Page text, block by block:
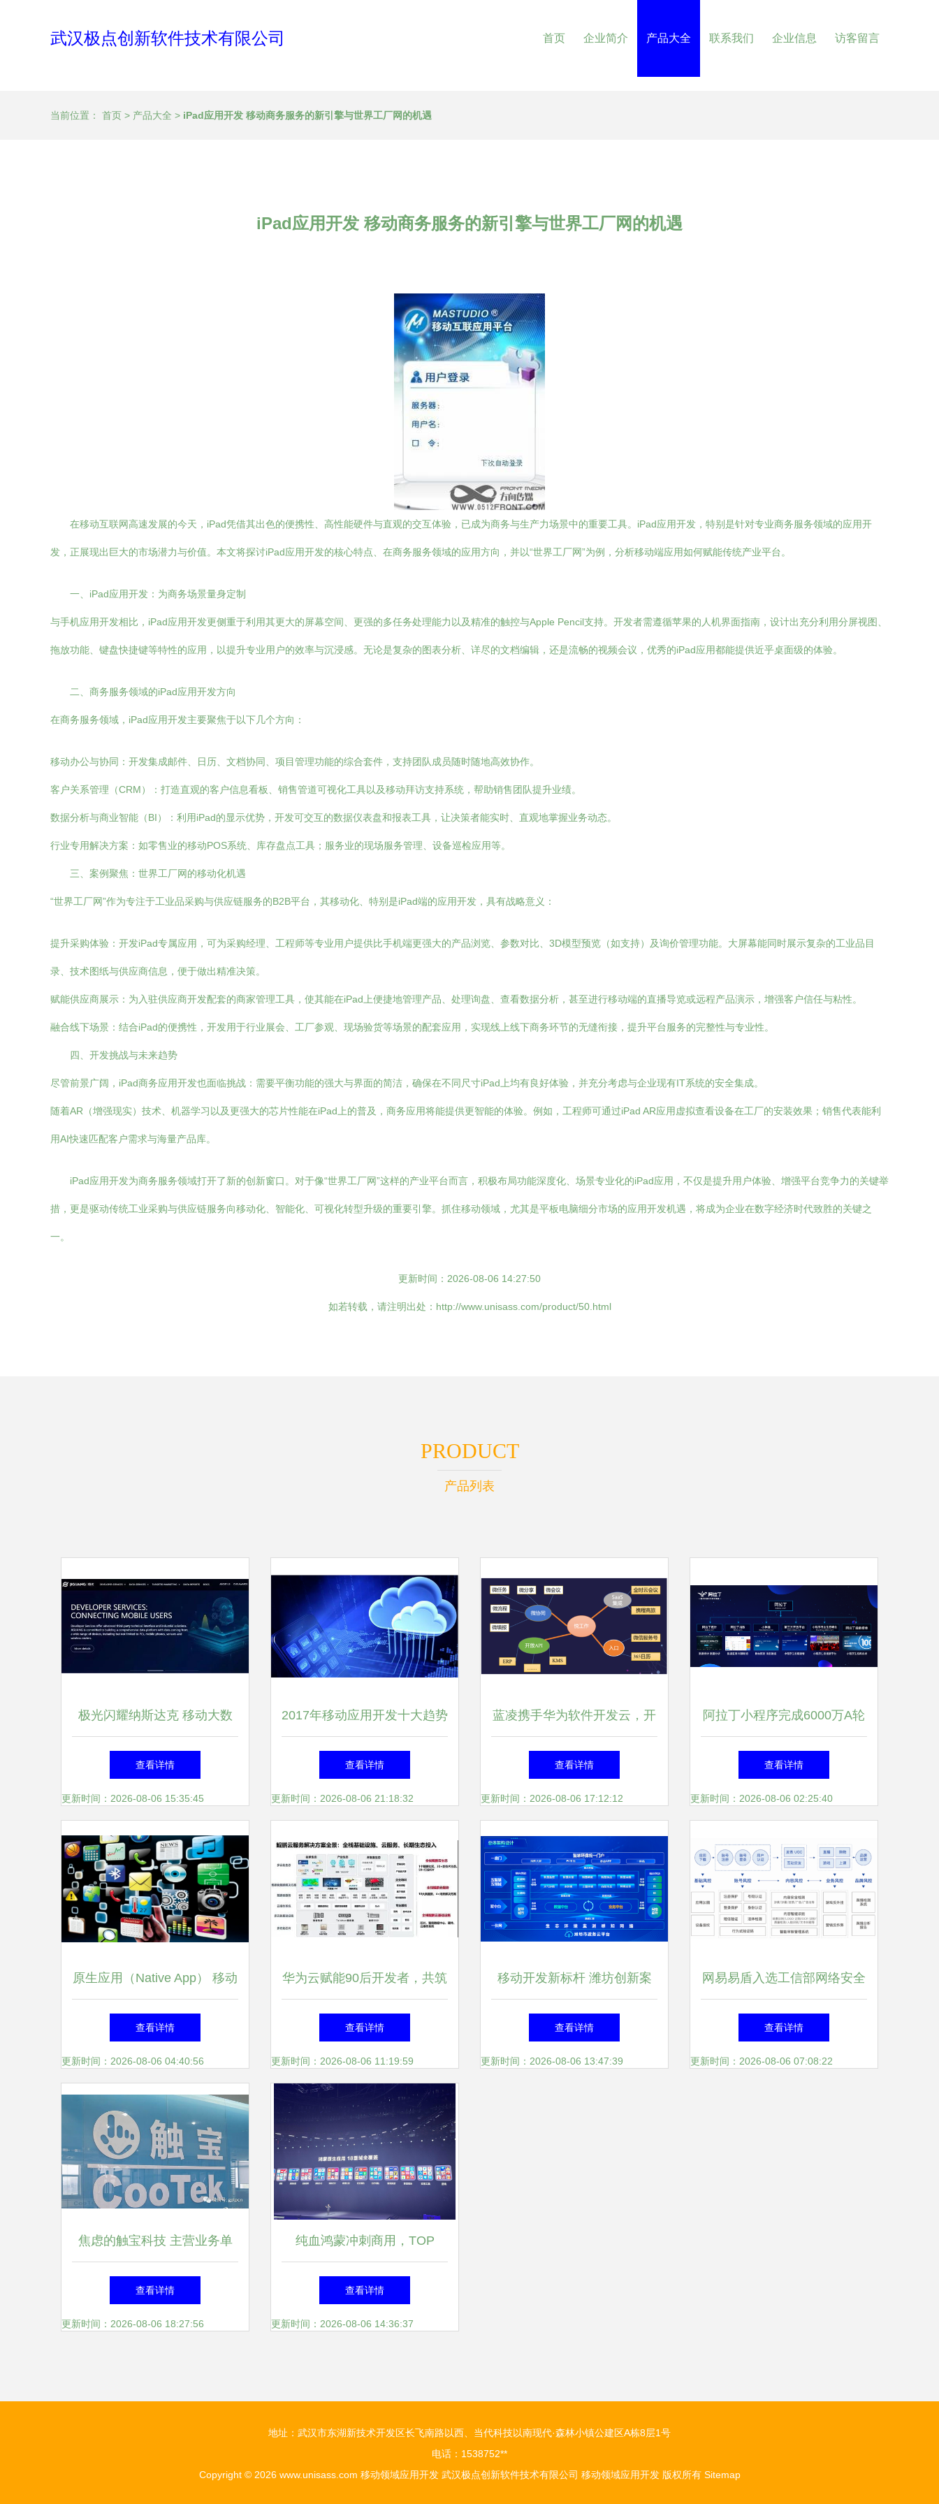
武汉极点创新软件技术有限公司 首页 企业简介 产品大全 联系我们 企业信息 访客留言
当前位置： 首页 > 产品大全 > iPad应用开发 移动商务服务的新引擎与世界工厂网的机遇
iPad应用开发 移动商务服务的新引擎与世界工厂网的机遇
在移动互联网高速发展的今天，iPad凭借其出色的便携性、高性能硬件与直观的交互体验，已成为商务与生产力场景中的重要工具。iPad应用开发，特别是针对专业商务服务领域的应用开
发，正展现出巨大的市场潜力与价值。本文将探讨iPad应用开发的核心特点、在商务服务领域的应用方向，并以“世界工厂网”为例，分析移动端应用如何赋能传统产业平台。
一、iPad应用开发：为商务场景量身定制
与手机应用开发相比，iPad应用开发更侧重于利用其更大的屏幕空间、更强的多任务处理能力以及精准的触控与Apple Pencil支持。开发者需遵循苹果的人机界面指南，设计出充分利用分屏视图、
拖放功能、键盘快捷键等特性的应用，以提升专业用户的效率与沉浸感。无论是复杂的图表分析、详尽的文档编辑，还是流畅的视频会议，优秀的iPad应用都能提供近乎桌面级的体验。
二、商务服务领域的iPad应用开发方向
在商务服务领域，iPad应用开发主要聚焦于以下几个方向：
移动办公与协同：开发集成邮件、日历、文档协同、项目管理功能的综合套件，支持团队成员随时随地高效协作。
客户关系管理（CRM）：打造直观的客户信息看板、销售管道可视化工具以及移动拜访支持系统，帮助销售团队提升业绩。
数据分析与商业智能（BI）：利用iPad的显示优势，开发可交互的数据仪表盘和报表工具，让决策者能实时、直观地掌握业务动态。
行业专用解决方案：如零售业的移动POS系统、库存盘点工具；服务业的现场服务管理、设备巡检应用等。
三、案例聚焦：世界工厂网的移动化机遇
“世界工厂网”作为专注于工业品采购与供应链服务的B2B平台，其移动化、特别是iPad端的应用开发，具有战略意义：
提升采购体验：开发iPad专属应用，可为采购经理、工程师等专业用户提供比手机端更强大的产品浏览、参数对比、3D模型预览（如支持）及询价管理功能。大屏幕能同时展示复杂的工业品目
录、技术图纸与供应商信息，便于做出精准决策。
赋能供应商展示：为入驻供应商开发配套的商家管理工具，使其能在iPad上便捷地管理产品、处理询盘、查看数据分析，甚至进行移动端的直播导览或远程产品演示，增强客户信任与粘性。
融合线下场景：结合iPad的便携性，开发用于行业展会、工厂参观、现场验货等场景的配套应用，实现线上线下商务环节的无缝衔接，提升平台服务的完整性与专业性。
四、开发挑战与未来趋势
尽管前景广阔，iPad商务应用开发也面临挑战：需要平衡功能的强大与界面的简洁，确保在不同尺寸iPad上均有良好体验，并充分考虑与企业现有IT系统的安全集成。
随着AR（增强现实）技术、机器学习以及更强大的芯片性能在iPad上的普及，商务应用将能提供更智能的体验。例如，工程师可通过iPad AR应用虚拟查看设备在工厂的安装效果；销售代表能利
用AI快速匹配客户需求与海量产品库。
iPad应用开发为商务服务领域打开了新的创新窗口。对于像“世界工厂网”这样的产业平台而言，积极布局功能深度化、场景专业化的iPad应用，不仅是提升用户体验、增强平台竞争力的关键举
措，更是驱动传统工业采购与供应链服务向移动化、智能化、可视化转型升级的重要引擎。抓住移动领域，尤其是平板电脑细分市场的应用开发机遇，将成为企业在数字经济时代致胜的关键之
一。
更新时间：2026-08-06 14:27:50
如若转载，请注明出处：http://www.unisass.com/product/50.html
PRODUCT
产品列表
极光闪耀纳斯达克 移动大数
据服务第一股启航新纪元
查看详情
更新时间：2026-08-06 15:35:45
2017年移动应用开发十大趋势
查看详情
更新时间：2026-08-06 21:18:32
蓝凌携手华为软件开发云，开
启“云+移动”办公新篇章
查看详情
更新时间：2026-08-06 17:12:12
阿拉丁小程序完成6000万A轮
融资，引领移动应用开发新浪
潮
查看详情
更新时间：2026-08-06 02:25:40
原生应用（Native App） 移动
生态中的基石与直接执行者
查看详情
更新时间：2026-08-06 04:40:56
华为云赋能90后开发者，共筑
移动应用未来新生态
查看详情
更新时间：2026-08-06 11:19:59
移动开发新标杆 潍坊创新案
例荣膺全国十佳
查看详情
更新时间：2026-08-06 13:47:39
网易易盾入选工信部网络安全
技术应用试点示范名单，引领
移动应用开发安全新标杆
查看详情
更新时间：2026-08-06 07:08:22
焦虑的触宝科技 主营业务单
一，新业务难觅增长点
查看详情
更新时间：2026-08-06 18:27:56
纯血鸿蒙冲刺商用，TOP
5000应用全面启动鸿蒙原生开
发，移动生态迎来历史性跨越
查看详情
更新时间：2026-08-06 14:36:37
地址：武汉市东湖新技术开发区长飞南路以西、当代科技以南现代·森林小镇公建区A栋8层1号
电话：1538752**
Copyright © 2026 www.unisass.com 移动领域应用开发 武汉极点创新软件技术有限公司 移动领域应用开发版权所有 Sitemap